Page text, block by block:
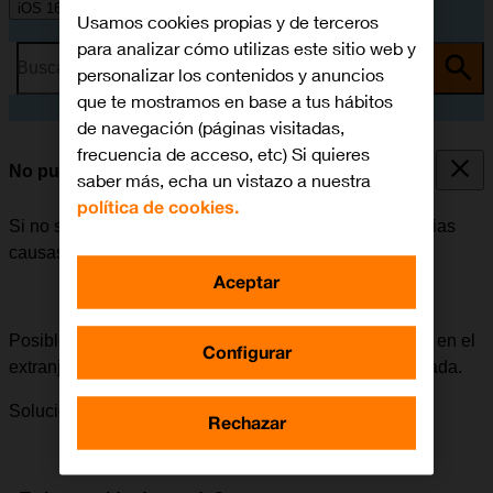
iOS 16.0
Busca por problema o tema
No puedo enviar ni recibir MMS
Si no se puede enviar ni recibir MMS, puede haber varias
causas posibles al problema.
Posible causa 3 de 4:
Para poder enviar y recibir MMS en el
extranjero, la itinerancia de datos tiene que estar activada.
Solución: Cómo activar la itinerancia de datos.
Usamos cookies propias y de terceros
para analizar cómo utilizas este sitio web y
personalizar los contenidos y anuncios
que te mostramos en base a tus hábitos
de navegación (páginas visitadas,
frecuencia de acceso, etc) Si quieres
saber más, echa un vistazo a nuestra
política de cookies.
Configurar
Rechazar
Aceptar